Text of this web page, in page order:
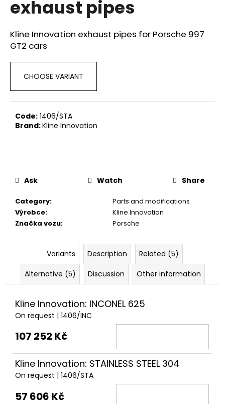
exhaust pipes
Kline Innovation exhaust pipes for Porsche 997
GT2 cars
CHOOSE VARIANT
Code: 1406/STA
Brand:Kline Innovation
Category:
Parts and modifications
Výrobce:
Kline Innovation
Značka vozu: Porsche
Ask Watch Share
Variants Description
Related (5)
Alternative (5)
Discussion Other information
Kline Innovation: INCONEL 625
On request | 1406/INC
107 252 Kč
Kline Innovation: STAINLESS STEEL 304
On request | 1406/STA
57 606 Kč
i
g
f
o
?
SEARCH
W
e
e
n
d
ECHO
625
Kč